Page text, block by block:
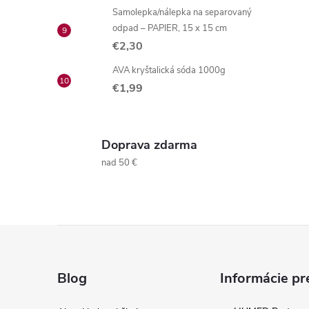
Samolepka/nálepka na separovaný
odpad – PAPIER, 15 x 15 cm
€2,30
AVA kryštalická sóda 1000g
€1,99
Doprava zdarma
nad 50 €
Blog Informácie